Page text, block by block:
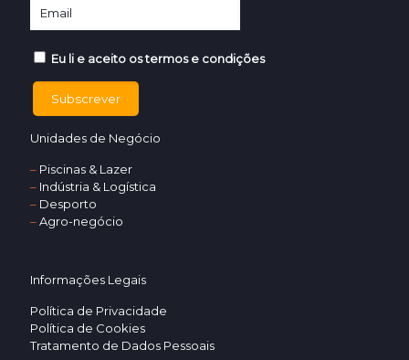
Eu li e aceito os termos e condições
Unidades de Negócio
– Piscinas & Lazer
– Indústria & Logística
– Desporto
–Agro-negócio
Informações Legais
Política de Privacidade
Política de Cookies
Tratamento de Dados Pessoais